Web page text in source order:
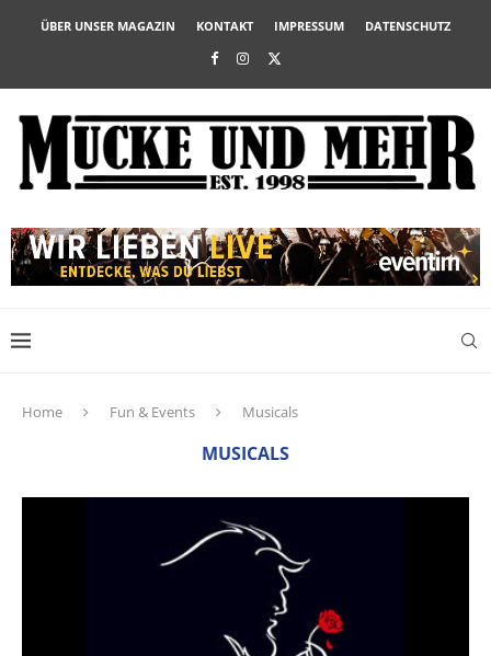
ÜBER UNSER MAGAZIN KONTAKT IMPRESSUM DATENSCHUTZ
Home Fun & Events Musicals
MUSICALS